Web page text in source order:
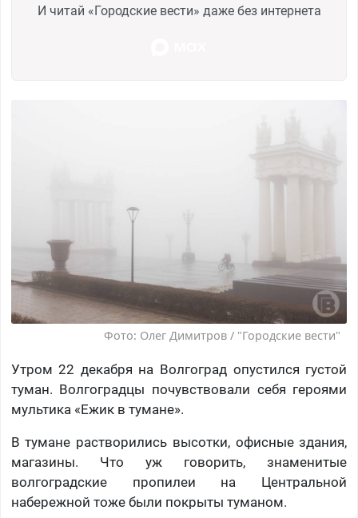
И читай «Городские вести» даже без интернета
Фото: Олег Димитров / "Городские вести"
Утром 22 декабря на Волгоград опустился густой
туман. Волгоградцы почувствовали себя героями
мультика «Ежик в тумане».
В тумане растворились высотки, офисные здания,
магазины. Что уж говорить, знаменитые
волгоградские пропилеи на Центральной
набережной тоже были покрыты туманом.